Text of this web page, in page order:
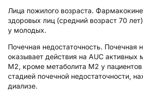
Лица пожилого возраста.
здоровых лиц (средний возраст 70
у молодых.
Почечная недостаточность. Почечная
оказывает действия на AUC активных
М2, кроме метаболита М2 у
стадией почечной недостаточности,
диализе.